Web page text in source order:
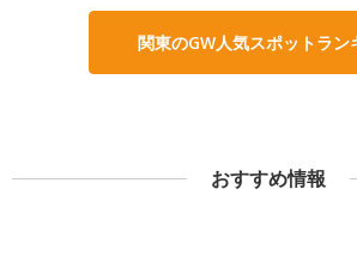
関東のGW人気スポットラン
おすすめ情報